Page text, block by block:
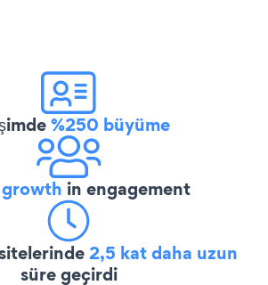
%250 büyüme
in engagement
2,5 kat daha uzun
süre geçirdi